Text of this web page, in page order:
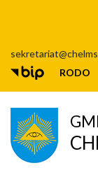
RODO